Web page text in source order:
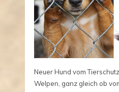
Neuer Hund vom
Welpen, ganz gleich ob